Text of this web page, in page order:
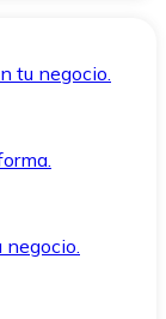
tu negocio.
negocio.